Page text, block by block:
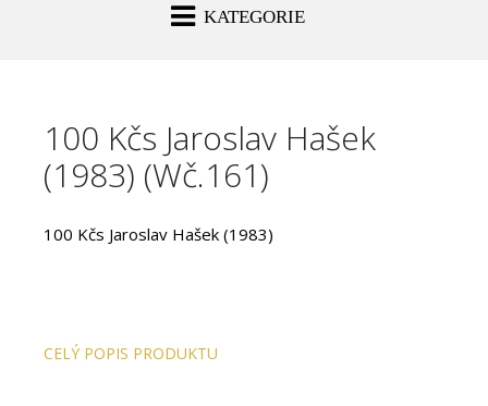
KATEGORIE
100 Kčs Jaroslav Hašek
(1983) (Wč.161)
100 Kčs Jaroslav Hašek (1983)
CELÝ POPIS PRODUKTU